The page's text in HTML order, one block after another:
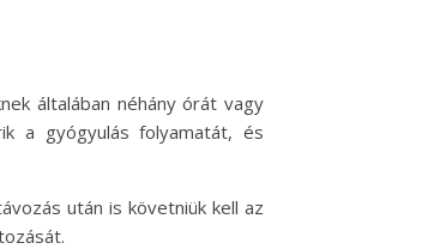
általában néhány órát vagy
a gyógyulás folyamatát, és
után is követniük kell az